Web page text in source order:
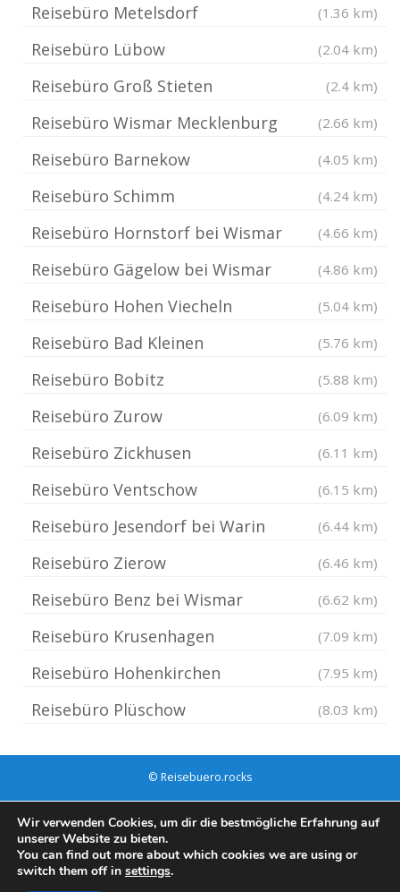
Reisebüro Metelsdorf (1.36 km)
Reisebüro Lübow (2.04 km)
Reisebüro Groß Stieten (2.4 km)
Reisebüro Wismar Mecklenburg (2.66 km)
Reisebüro Barnekow (4.05 km)
Reisebüro Schimm (4.24 km)
Reisebüro Hornstorf bei Wismar (4.66 km)
Reisebüro Gägelow bei Wismar (4.86 km)
Reisebüro Hohen Viecheln (5.04 km)
Reisebüro Bad Kleinen (5.76 km)
Reisebüro Bobitz (5.88 km)
Reisebüro Zurow (6.09 km)
Reisebüro Zickhusen (6.11 km)
Reisebüro Ventschow (6.15 km)
Reisebüro Jesendorf bei Warin (6.44 km)
Reisebüro Zierow (6.46 km)
Reisebüro Benz bei Wismar (6.62 km)
Reisebüro Krusenhagen (7.09 km)
Reisebüro Hohenkirchen (7.95 km)
Reisebüro Plüschow (8.03 km)
© Reisebuero.rocks
Wir verwenden Cookies, um dir die bestmögliche Erfahrung auf
unserer Website zu bieten.
You can find out more about which cookies we are using or
switch them off in settings.